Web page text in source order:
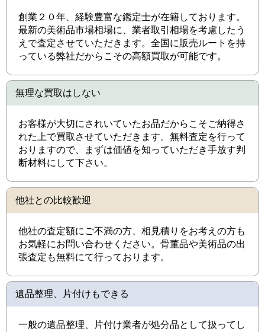
創業２０年、経験豊富な鑑定士が在籍しております。
最新の美術品市場相場に、業者取引相場を考慮したう
えで査定させていただきます。全国に販売ルートを持
っている弊社だからこその高額買取が可能です。
無理な買取はしない
お客様が大切にされいていたお品だからこそご納得さ
れた上で買取させていただきます。無料査定を行って
おりますので、まずは価値を知っていただき手放す判
断材料にして下さい。
他社との比較歓迎
他社の査定額にご不満の方、相見積りをお考えの方も
お気軽にお問い合わせください。骨董品や美術品の出
張査定も無料にて行っております。
遺品整理、片付けもできる
一般の遺品整理、片付け業者が処分品として扱ってし